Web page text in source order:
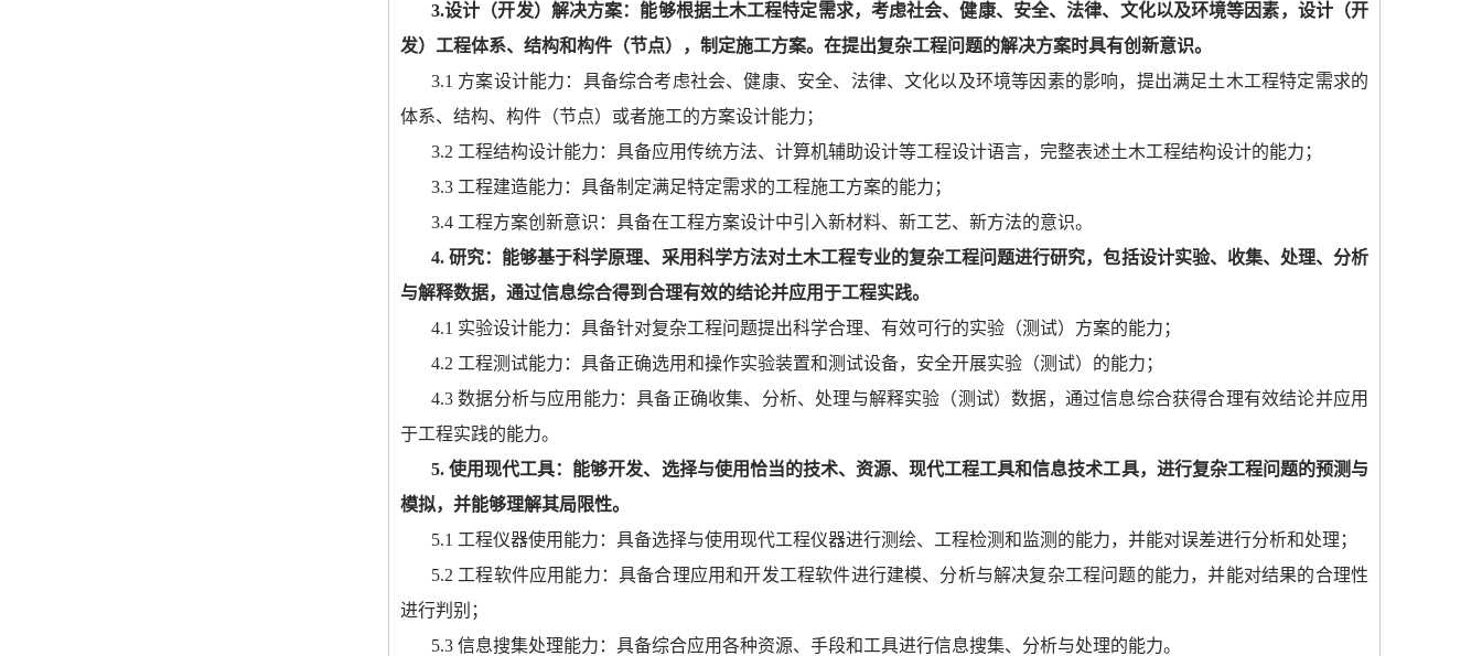
3.设计（开发）解决方案： 能够根据土木工程特定需求，考虑社会、健康、安全、法律、文化以及环境等因素，设计（开
发）工程体系、结构和构件（节点），制定施工方案。在提出复杂工程问题的解决方案时具有创新意识。
3.1 方案设计能力：具备综合考虑社会、健康、安全、法律、文化以及环境等因素的影响，提出满足土木工程特定需求的
体系、结构、构件（节点）或者施工的方案设计能力；
3.2 工程结构设计能力：具备应用传统方法、计算机辅助设计等工程设计语言，完整表述土木工程结构设计的能力；
3.3 工程建造能力：具备制定满足特定需求的工程施工方案的能力；
3.4 工程方案创新意识：具备在工程方案设计中引入新材料、新工艺、新方法的意识。
4. 研究：能够基于科学原理、采用科学方法对土木工程专业的复杂工程问题进行研究，包括设计实验、收集、处理、分析
与解释数据，通过信息综合得到合理有效的结论并应用于工程实践。
4.1 实验设计能力：具备针对复杂工程问题提出科学合理、有效可行的实验（测试）方案的能力；
4.2 工程测试能力：具备正确选用和操作实验装置和测试设备，安全开展实验（测试）的能力；
4.3 数据分析与应用能力：具备正确收集、分析、处理与解释实验（测试）数据，通过信息综合获得合理有效结论并应用
于工程实践的能力。
5. 使用现代工具： 能够开发、选择与使用恰当的技术、资源、现代工程工具和信息技术工具，进行复杂工程问题的预测与
模拟，并能够理解其局限性。
5.1 工程仪器使用能力：具备选择与使用现代工程仪器进行测绘、工程检测和监测的能力，并能对误差进行分析和处理；
5.2 工程软件应用能力：具备合理应用和开发工程软件进行建模、分析与解决复杂工程问题的能力，并能对结果的合理性
进行判别；
5.3 信息搜集处理能力：具备综合应用各种资源、手段和工具进行信息搜集、分析与处理的能力。